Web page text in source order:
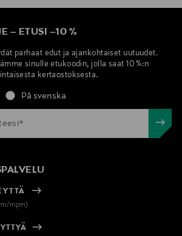
– ETUSI –10 %
parhaat edut ja ajankohtaiset uutuudet.
sinulle etukoodin, jolla saat 10 %:n
kertaostoksesta.
På svenska
mpm)